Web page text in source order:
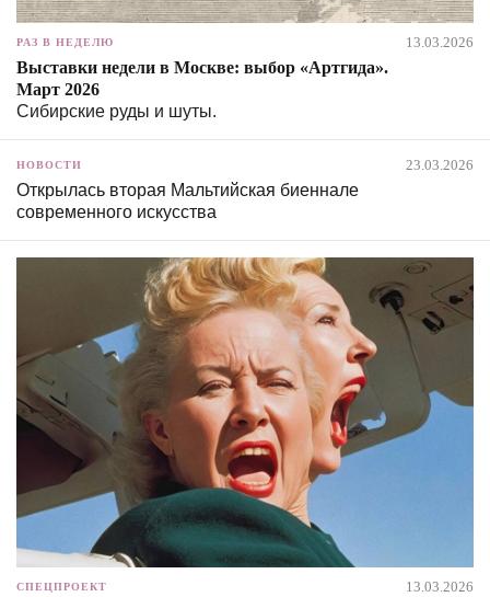
РАЗ В НЕДЕЛЮ 13.03.2026
Выставки недели в Москве: выбор «Артгида».
Март 2026
Сибирские руды и шуты.
НОВОСТИ 23.03.2026
Открылась вторая Мальтийская биеннале
современного искусства
СПЕЦПРОЕКТ 13.03.2026